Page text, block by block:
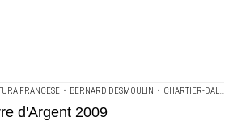
FRANCESE • BERNARD DESMOULIN • CHARTIER-DALIX
d'Argent 2009